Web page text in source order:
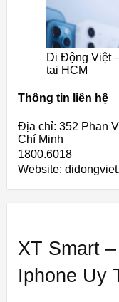
Di Động Việt
tại HCM
Thông tin liên hệ
Địa chỉ: 352 Phan
Chí Minh
1800.6018
Website:
XT Smart
Iphone Uy